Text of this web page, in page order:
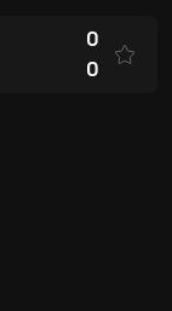
0
0